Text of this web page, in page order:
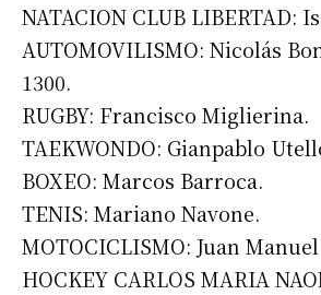
Dirección de correo electrónico*
Apellidos
Número de teléfono
NATACION CLUB LIBERTAD:
AUTOMOVILISMO: Nicolás
1300.
RUGBY: Francisco Miglierina.
TAEKWONDO: Gianpablo
BOXEO: Marcos Barroca.
TENIS: Mariano Navone.
MOTOCICLISMO: Juan
HOCKEY CARLOS MARIA